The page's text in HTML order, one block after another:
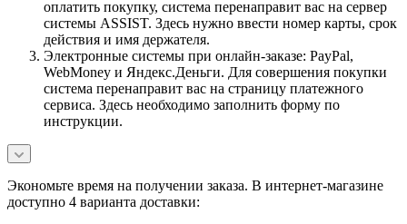
оплатить покупку, система перенаправит вас на сервер
системы ASSIST. Здесь нужно ввести номер карты, срок
действия и имя держателя.
Электронные системы при онлайн-заказе: PayPal,
WebMoney и Яндекс.Деньги. Для совершения покупки
система перенаправит вас на страницу платежного
сервиса. Здесь необходимо заполнить форму по
инструкции.
Экономьте время на получении заказа. В интернет-магазине
доступно 4 варианта доставки: